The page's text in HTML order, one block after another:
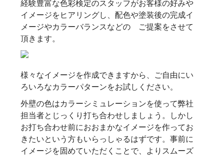
経験豊富な色彩検定のスタッフがお客様の好みや
イメージをヒアリングし、配色や塗装後の完成イ
メージやカラーバランスなどの ご提案をさせて
頂きます。
様々なイメージを作成できますから、ご自由にい
ろいろなカラーパターンをお試しください。
外壁の色はカラーシミュレーションを使って弊社
担当者とじっくり打ち合わせしましょう。しかし
お打ち合わせ前におおまかなイメージを作ってお
きたいという方もいらっしゃるはずです。事前に
イメージを固めていただくことで、よりスムーズ